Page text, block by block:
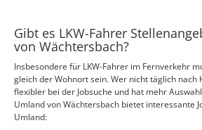
Gibt es LKW-Fahrer
von Wächtersbach?
Insbesondere für LKW-Fahrer im Fernverkehr
gleich der Wohnort sein. Wer nicht täglich nach
flexibler bei der Jobsuche und hat mehr
Umland von Wächtersbach bietet interessante
Umland: